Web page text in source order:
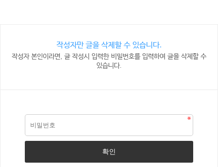
작성자만 글을 삭제할 수 있습니다.
작성자 본인이라면, 글 작성시 입력한 비밀번호를 입력하여 글을 삭제할 수
있습니다.